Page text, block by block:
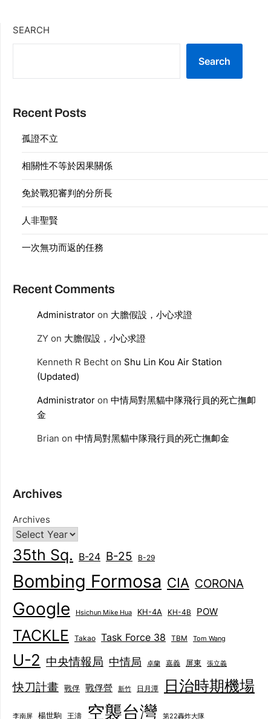
SEARCH
Search
Recent Posts
孤證不立
相關性不等於因果關係
免於戰犯審判的分所長
人非聖賢
一次無功而返的任務
Recent Comments
Administrator on 大膽假設，小心求證
ZY on 大膽假設，小心求證
Kenneth R Becht on Shu Lin Kou Air Station
(Updated)
Administrator on 中情局對黑貓中隊飛行員的死亡撫卹
金
Brian on 中情局對黑貓中隊飛行員的死亡撫卹金
Archives
Archives
35th Sq. B-24 B-25 B-29
Bombing Formosa CIA CORONA
Google Hsichun Mike Hua KH-4A KH-4B POW
TACKLE Takao Task Force 38 TBM Tom Wang
U-2 中央情報局 中情局 卓蘭 嘉義 屏東 張立義
快刀計畫 戰俘 戰俘營 新竹 日月潭 日治時期機場
李南屏 楊世駒 王濤 空襲台灣 第22轟炸大隊